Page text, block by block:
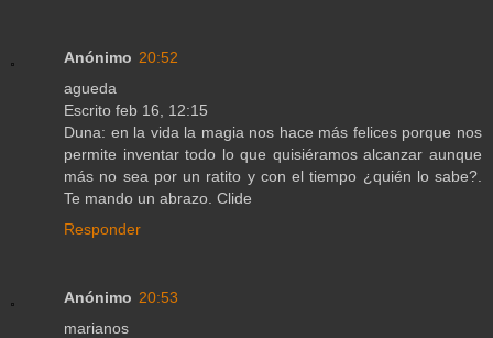
Anónimo 20:52
agueda
Escrito feb 16, 12:15
Duna: en la vida la magia nos hace más felices porque nos
permite inventar todo lo que quisiéramos alcanzar aunque
más no sea por un ratito y con el tiempo ¿quién lo sabe?.
Te mando un abrazo. Clide
Responder
Anónimo 20:53
marianos